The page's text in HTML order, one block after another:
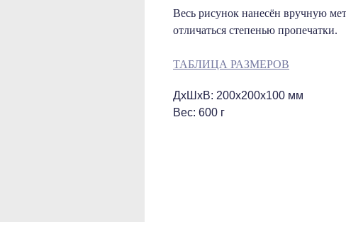
Весь рисунок нанесён вручную
отличаться степенью пропечатки.
ТАБЛИЦА РАЗМЕРОВ
ДxШxВ: 200x200x100 мм
Вес: 600 г